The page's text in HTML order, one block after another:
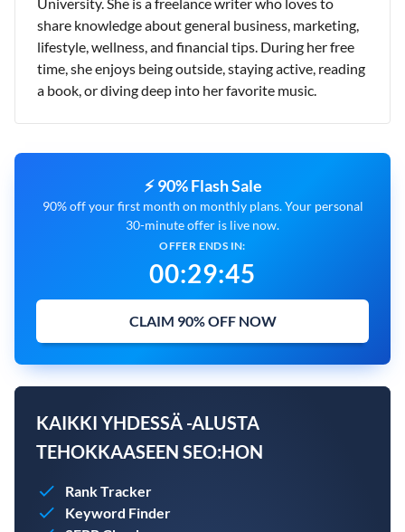
share knowledge about general business, marketing,
lifestyle, wellness, and financial tips. During her free
time, she enjoys being outside, staying active, reading
a book, or diving deep into her favorite music.
⚡ 90% Flash Sale
90% off your first month on monthly plans. Your personal
30-minute offer is live now.
OFFER ENDS IN:
00:29:44
CLAIM 90% OFF NOW
KAIKKI YHDESSÄ -ALUSTA
TEHOKKAASEEN SEO:HON
Rank Tracker
Keyword Finder